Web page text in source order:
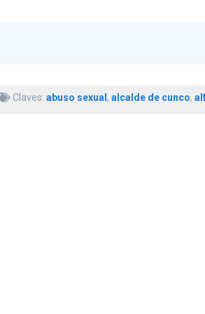
Claves: abuso sexual , alcalde de cunco,